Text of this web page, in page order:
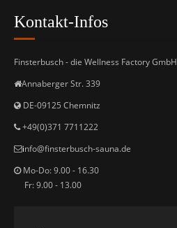
Kontakt-Infos
Finsterbusch - die Wellness Factory GmbH
Annaberger Str. 339
DE-09125 Chemnitz
+49(0)371 7711222
info@finsterbusch-sauna.de
Mo-Do: 9.00 - 16.30
Fr: 9.00 - 13.00